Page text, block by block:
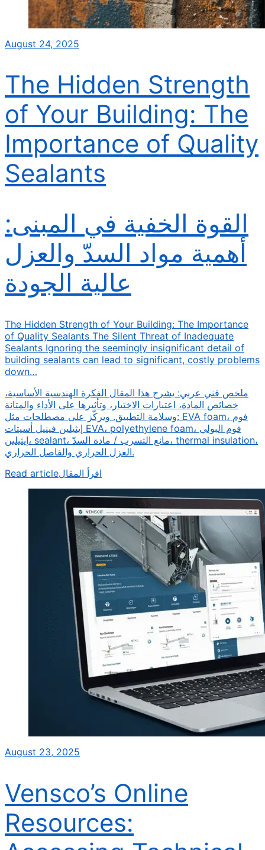
August 24, 2025
The Hidden Strength
of Your Building: The
Importance of Quality
Sealants
القوة الخفية في المبنى:
أهمية مواد السدّ والعزل
عالية الجودة
The Hidden Strength of Your Building: The Importance
of Quality Sealants The Silent Threat of Inadequate
Sealants Ignoring the seemingly insignificant detail of
building sealants can lead to significant, costly problems
down…
ملخص فني عربي: يشرح هذا المقال الفكرة الهندسية الأساسية،
خصائص المادة، اعتبارات الاختيار، وتأثيرها على الأداء والمتانة
وسلامة التطبيق. ويركّز على مصطلحات مثل: EVA foam، فوم
إيثيلين فينيل أسيتات EVA، polyethylene foam، فوم البولي
إيثيلين، sealant، مانع التسرب / مادة السدّ، thermal insulation،
العزل الحراري والفاصل الحراري.
Read articleاقرأ المقال
August 23, 2025
Vensco’s Online
Resources: